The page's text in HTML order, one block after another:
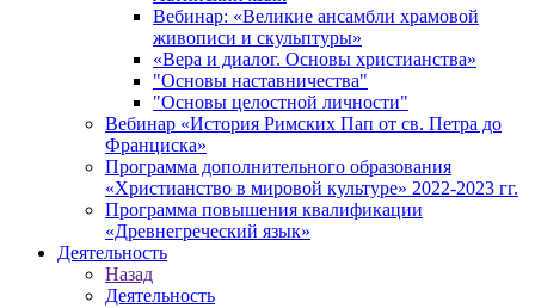
Вебинар: «Великие ансамбли храмовой
живописи и скульптуры»
«Вера и диалог. Основы христианства»
"Основы наставничества"
"Основы целостной личности"
Вебинар «История Римских Пап от св. Петра до
Франциска»
Программа дополнительного образования
«Христианство в мировой культуре» 2022-2023 гг.
Программа повышения квалификации
«Древнегреческий язык»
Деятельность
Назад
Деятельность